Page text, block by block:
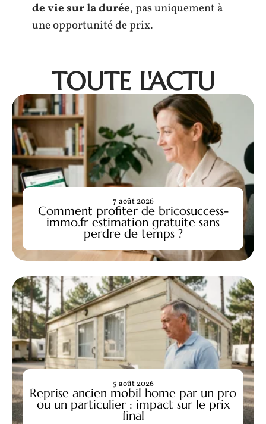
de vie sur la durée, pas uniquement à
une opportunité de prix.
TOUTE L'ACTU
Comment profiter de bricosuccess-
immo.fr estimation gratuite sans
perdre de temps ?
7 août 2026
Reprise ancien mobil home par un pro
ou un particulier : impact sur le prix
final
5 août 2026